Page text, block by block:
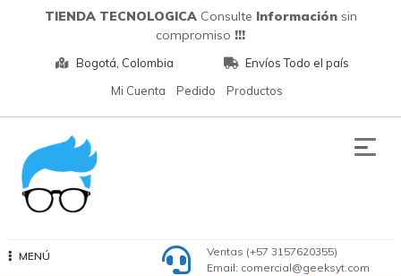
TIENDA TECNOLOGICAConsulte Información sin
compromiso !!!
Bogotá, Colombia
Envíos Todo el país
Mi Cuenta
Pedido Productos
MENÚ
Ventas (+57 3157620355)
Email: comercial@geeksyt.com